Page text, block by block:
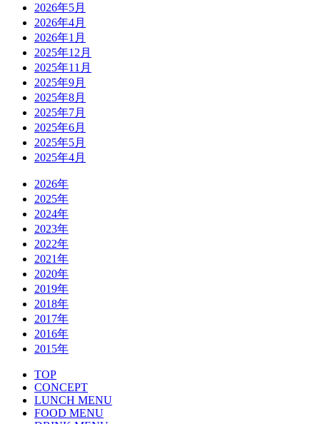
2026年5月
2026年4月
2026年1月
2025年12月
2025年11月
2025年9月
2025年8月
2025年7月
2025年6月
2025年5月
2025年4月
2026年
2025年
2024年
2023年
2022年
2021年
2020年
2019年
2018年
2017年
2016年
2015年
TOP
CONCEPT
LUNCH MENU
FOOD MENU